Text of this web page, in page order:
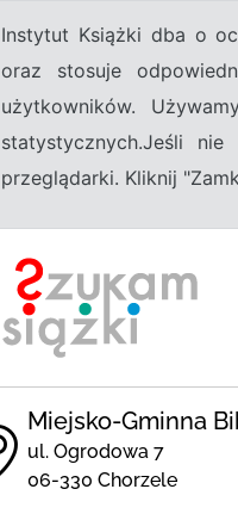
Instytut Książki dba o
oraz stosuje
użytkowników.
statystycznych.Jeśli
przeglądarki. Kliknij
Miejsko-Gminna
ul. Ogrodowa 7
06-330 Chorzele